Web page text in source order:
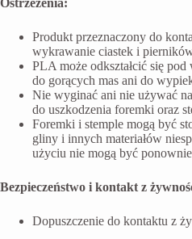
Produkt przeznaczony do
wykrawanie ciastek i
PLA może odkształcić się pod
do gorących mas ani do
Nie wyginać ani nie używać
do uszkodzenia foremki oraz
Foremki i stemple mogą być
gliny i innych materiałów
użyciu nie mogą być
Bezpieczeństwo i kontakt z
Dopuszczenie do kontaktu z